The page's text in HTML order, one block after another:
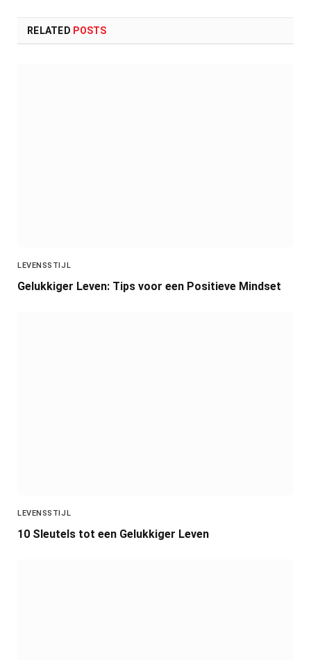
RELATED POSTS
LEVENSSTIJL
Gelukkiger Leven: Tips voor een Positieve Mindset
LEVENSSTIJL
10 Sleutels tot een Gelukkiger Leven